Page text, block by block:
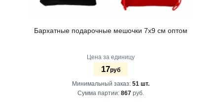
Бархатные подарочные мешочки 7х9 см оптом
Цена за единицу
17руб
Минимальный заказ: 51 шт.
Сумма партии: 867руб.